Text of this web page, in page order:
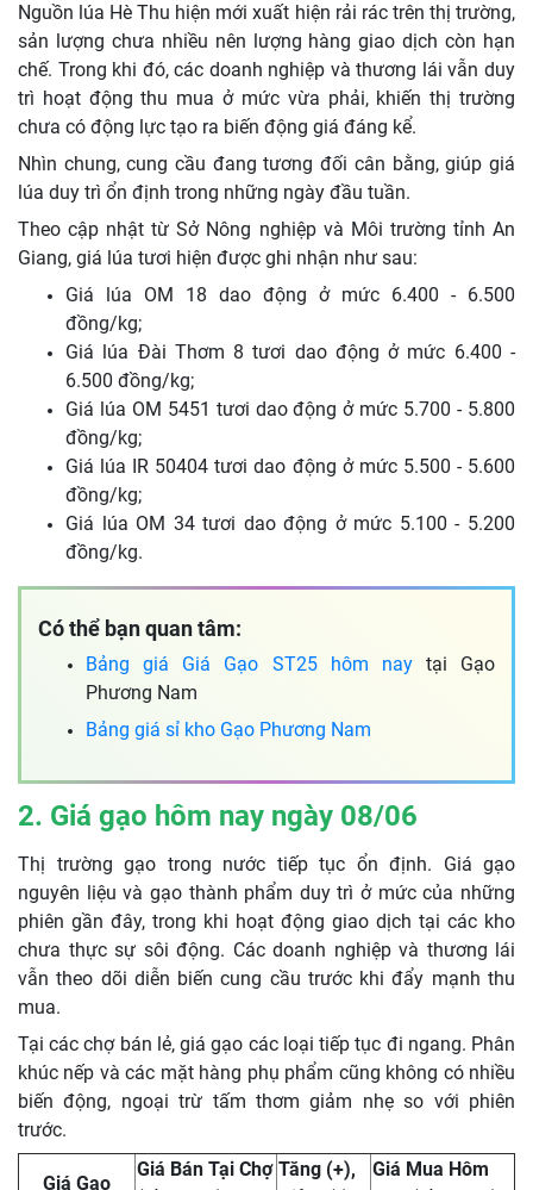
Nguồn lúa Hè Thu hiện mới xuất hiện rải rác trên thị trường,
sản lượng chưa nhiều nên lượng hàng giao dịch còn hạn
chế. Trong khi đó, các doanh nghiệp và thương lái vẫn duy
trì hoạt động thu mua ở mức vừa phải, khiến thị trường
chưa có động lực tạo ra biến động giá đáng kể.
Nhìn chung, cung cầu đang tương đối cân bằng, giúp giá
lúa duy trì ổn định trong những ngày đầu tuần.
Theo cập nhật từ Sở Nông nghiệp và Môi trường tỉnh An
Giang, giá lúa tươi hiện được ghi nhận như sau:
Giá lúa OM 18 dao động ở mức 6.400 - 6.500
đồng/kg;
Giá lúa Đài Thơm 8 tươi dao động ở mức 6.400 -
6.500 đồng/kg;
Giá lúa OM 5451 tươi dao động ở mức 5.700 - 5.800
đồng/kg;
Giá lúa IR 50404 tươi dao động ở mức 5.500 - 5.600
đồng/kg;
Giá lúa OM 34 tươi dao động ở mức 5.100 - 5.200
đồng/kg.
Có thể bạn quan tâm:
Bảng giá Giá Gạo ST25 hôm naytại Gạo
Phương Nam
Bảng giá sỉ kho Gạo Phương Nam
2. Giá gạo hôm nay ngày 08/06
Thị trường gạo trong nước tiếp tục ổn định. Giá gạo
nguyên liệu và gạo thành phẩm duy trì ở mức của những
phiên gần đây, trong khi hoạt động giao dịch tại các kho
chưa thực sự sôi động. Các doanh nghiệp và thương lái
vẫn theo dõi diễn biến cung cầu trước khi đẩy mạnh thu
mua.
Tại các chợ bán lẻ, giá gạo các loại tiếp tục đi ngang. Phân
khúc nếp và các mặt hàng phụ phẩm cũng không có nhiều
biến động, ngoại trừ tấm thơm giảm nhẹ so với phiên
trước.
Giá Gạo
Giá Bán Tại Chợ Tăng (+),
Giá Mua Hôm